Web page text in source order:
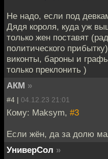
Не надо, если под
Дядя короля, куда уж
только жен поставят
политического
виконты, бароны и
только преклонить )
АКМ »
#4 | 04.12.23 21:01
Кому: Maksym, #3
Если жён, да за долю
УниверСол »